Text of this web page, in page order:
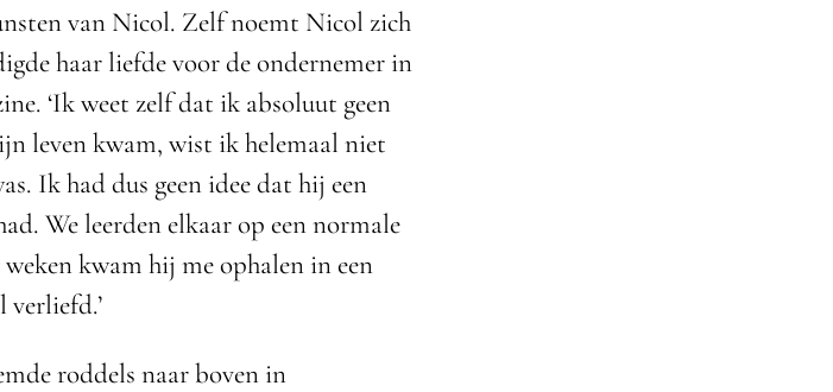
van Nicol. Zelf noemt Nicol zich
haar liefde voor de ondernemer in
‘Ik weet zelf dat ik absoluut geen
leven kwam, wist ik helemaal niet
Ik had dus geen idee dat hij een
We leerden elkaar op een normale
kwam hij me ophalen in een
roddels naar boven in